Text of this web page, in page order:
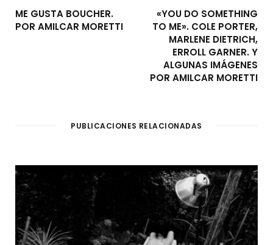
ME GUSTA BOUCHER.
POR AMILCAR MORETTI
«YOU DO SOMETHING
TO ME». COLE PORTER,
MARLENE DIETRICH,
ERROLL GARNER. Y
ALGUNAS IMÁGENES
POR AMILCAR MORETTI
PUBLICACIONES RELACIONADAS